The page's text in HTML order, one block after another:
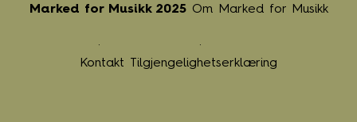
Marked for Musikk 2025 Om Marked for Musikk
Kontakt Tilgjengelighetserklæring